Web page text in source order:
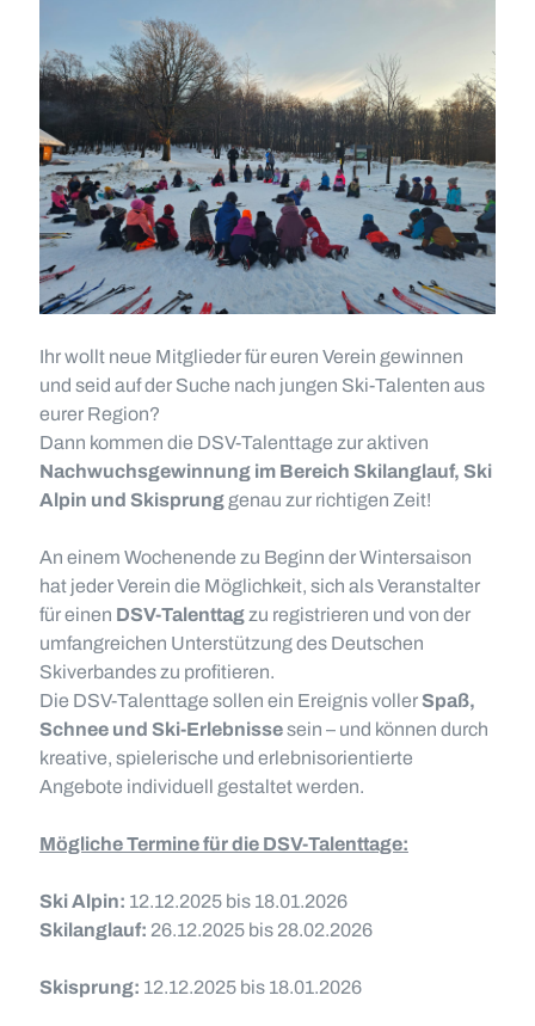
Ihr wollt neue Mitglieder für euren Verein gewinnen
und seid auf der Suche nach jungen Ski-Talenten aus
eurer Region?
Dann kommen die DSV-Talenttage zur aktiven
Nachwuchsgewinnung im Bereich Skilanglauf, Ski
Alpin und Skisprunggenau zur richtigen Zeit!
An einem Wochenende zu Beginn der Wintersaison
hat jeder Verein die Möglichkeit, sich als Veranstalter
für einen DSV-Talenttagzu registrieren und von der
umfangreichen Unterstützung des Deutschen
Skiverbandes zu profitieren.
Die DSV-Talenttage sollen ein Ereignis voller Spaß,
Schnee und Ski-Erlebnissesein – und können durch
kreative, spielerische und erlebnisorientierte
Angebote individuell gestaltet werden.
Mögliche Termine für die DSV-Talenttage:
Ski Alpin: 12.12.2025 bis 18.01.2026
Skilanglauf: 26.12.2025 bis 28.02.2026
Skisprung: 12.12.2025 bis 18.01.2026